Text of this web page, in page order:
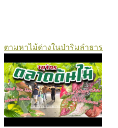
ตามหาไม้ด่างในป่าริมลำธาร